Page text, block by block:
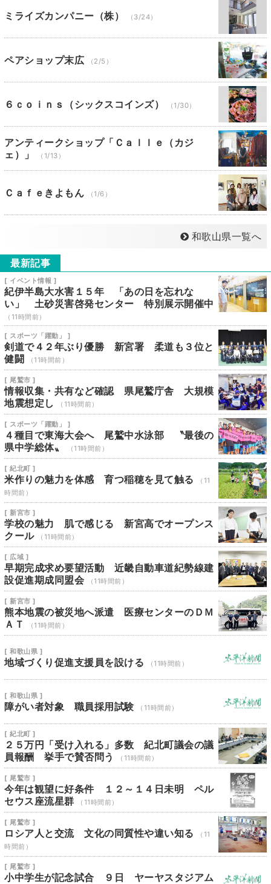
ミライズカンパニー（株） （3/24）
ペアショップ末広 （2/5）
６ｃｏｉｎｓ（シックスコインズ） （1/30）
アンティークショップ「Ｃａｌｌｅ（カジ
ェ）」
（1/13）
Ｃａｆｅきよもん （1/6）
和歌山県一覧へ
最新記事
[ イベント情報 ]
紀伊半島大水害１５年 「あの日を忘れな
い」 土砂災害啓発センター 特別展示開催中
（11時間前）
[ スポーツ「躍動」 ]
剣道で４２年ぶり優勝 新宮署 柔道も３位と
健闘
（11時間前）
[ 尾鷲市 ]
情報収集・共有など確認 県尾鷲庁舎 大規模
地震想定し
（11時間前）
[ スポーツ「躍動」 ]
４種目で東海大会へ 尾鷲中水泳部 〝最後の
県中学総体〟
（11時間前）
[ 紀北町 ]
米作りの魅力を体感 育つ稲穂を見て触る
（11
時間前）
[ 新宮市 ]
学校の魅力 肌で感じる 新宮高でオープンス
クール
（11時間前）
[ 広域 ]
早期完成求め要望活動 近畿自動車道紀勢線建
設促進期成同盟会
（11時間前）
[ 新宮市 ]
熊本地震の被災地へ派遣 医療センターのＤＭ
ＡＴ
（11時間前）
[ 和歌山県 ]
地域づくり促進支援員を設ける （11時間前）
[ 和歌山県 ]
障がい者対象 職員採用試験 （11時間前）
[ 紀北町 ]
２５万円「受け入れる」多数 紀北町議会の議
員報酬 挙手で賛否問う
（11時間前）
[ 尾鷲市 ]
今年は観望に好条件 １２～１４日未明 ペル
セウス座流星群
（11時間前）
[ 尾鷲市 ]
ロシア人と交流 文化の同質性や違い知る
（11
時間前）
[ 尾鷲市 ]
小中学生が記念試合 ９日 ヤーヤスタジアム